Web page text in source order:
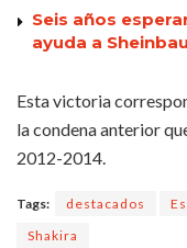
Seis años
ayuda a
Esta victoria
la condena anterior
2012-2014.
Tags: destacados
Shakira